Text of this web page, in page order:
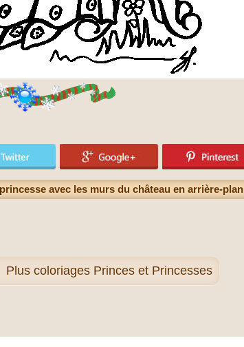
avec les murs du château en arrière-plan
Plus coloriages Princes et Princesses